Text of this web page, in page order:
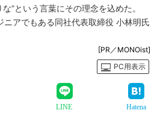
”という言葉にその理念を込めた。
ニアでもある同社代表取締役 小林明氏
[PR／MONOist]
PC用表示
LINE Hatena